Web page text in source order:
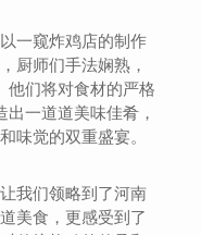
一窥炸鸡店的制作
厨师们手法娴熟，
他们将对食材的严格
一道道美味佳肴，
味觉的双重盛宴。
我们领略到了河南
美食，更感受到了